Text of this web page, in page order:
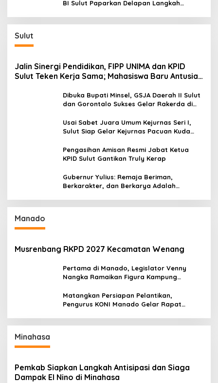
BI Sulut Paparkan Delapan Langkah
Sulut
Jalin Sinergi Pendidikan, FIPP UNIMA dan KPID
Sulut Teken Kerja Sama; Mahasiswa Baru Antusias
Dibuka Bupati Minsel, GSJA Daerah II Sulut
dan Gorontalo Sukses Gelar Rakerda di
Usai Sabet Juara Umum Kejurnas Seri I,
Sulut Siap Gelar Kejurnas Pacuan Kuda
Pengasihan Amisan Resmi Jabat Ketua
KPID Sulut Gantikan Truly Kerap
Gubernur Yulius: Remaja Beriman,
Berkarakter, dan Berkarya Adalah
Manado
Musrenbang RKPD 2027 Kecamatan Wenang
Pertama di Manado, Legislator Venny
Nangka Ramaikan Figura Kampung
Matangkan Persiapan Pelantikan,
Pengurus KONI Manado Gelar Rapat
Minahasa
Pemkab Siapkan Langkah Antisipasi dan Siaga
Dampak El Nino di Minahasa